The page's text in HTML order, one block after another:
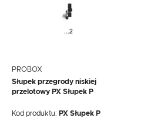
PROBOX
Słupek przegrody niskiej
przelotowy PX Słupek P
Kod produktu: PX Słupek P